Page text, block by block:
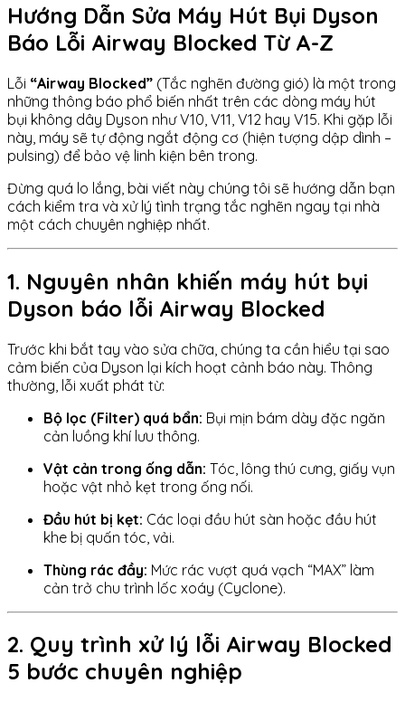
Hướng Dẫn Sửa Máy Hút Bụi Dyson
Báo Lỗi Airway Blocked Từ A-Z
Lỗi “Airway Blocked” (Tắc nghẽn đường gió) là một trong
những thông báo phổ biến nhất trên các dòng máy hút
bụi không dây Dyson như V10, V11, V12 hay V15. Khi gặp lỗi
này, máy sẽ tự động ngắt động cơ (hiện tượng dập dình –
pulsing) để bảo vệ linh kiện bên trong.
Đừng quá lo lắng, bài viết này chúng tôi sẽ hướng dẫn bạn
cách kiểm tra và xử lý tình trạng tắc nghẽn ngay tại nhà
một cách chuyên nghiệp nhất.
1. Nguyên nhân khiến máy hút bụi
Dyson báo lỗi Airway Blocked
Trước khi bắt tay vào sửa chữa, chúng ta cần hiểu tại sao
cảm biến của Dyson lại kích hoạt cảnh báo này. Thông
thường, lỗi xuất phát từ:
Bộ lọc (Filter) quá bẩn: Bụi mịn bám dày đặc ngăn
cản luồng khí lưu thông.
Vật cản trong ống dẫn: Tóc, lông thú cưng, giấy vụn
hoặc vật nhỏ kẹt trong ống nối.
Đầu hút bị kẹt: Các loại đầu hút sàn hoặc đầu hút
khe bị quấn tóc, vải.
Thùng rác đầy: Mức rác vượt quá vạch “MAX” làm
cản trở chu trình lốc xoáy (Cyclone).
2. Quy trình xử lý lỗi Airway Blocked
5 bước chuyên nghiệp